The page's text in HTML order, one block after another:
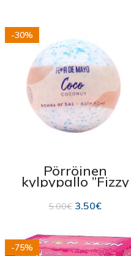
-30%
Pörröinen
kylpypallo ”Fizzy
Coconut ” 200 g
5.00€ 3.50€
-75%